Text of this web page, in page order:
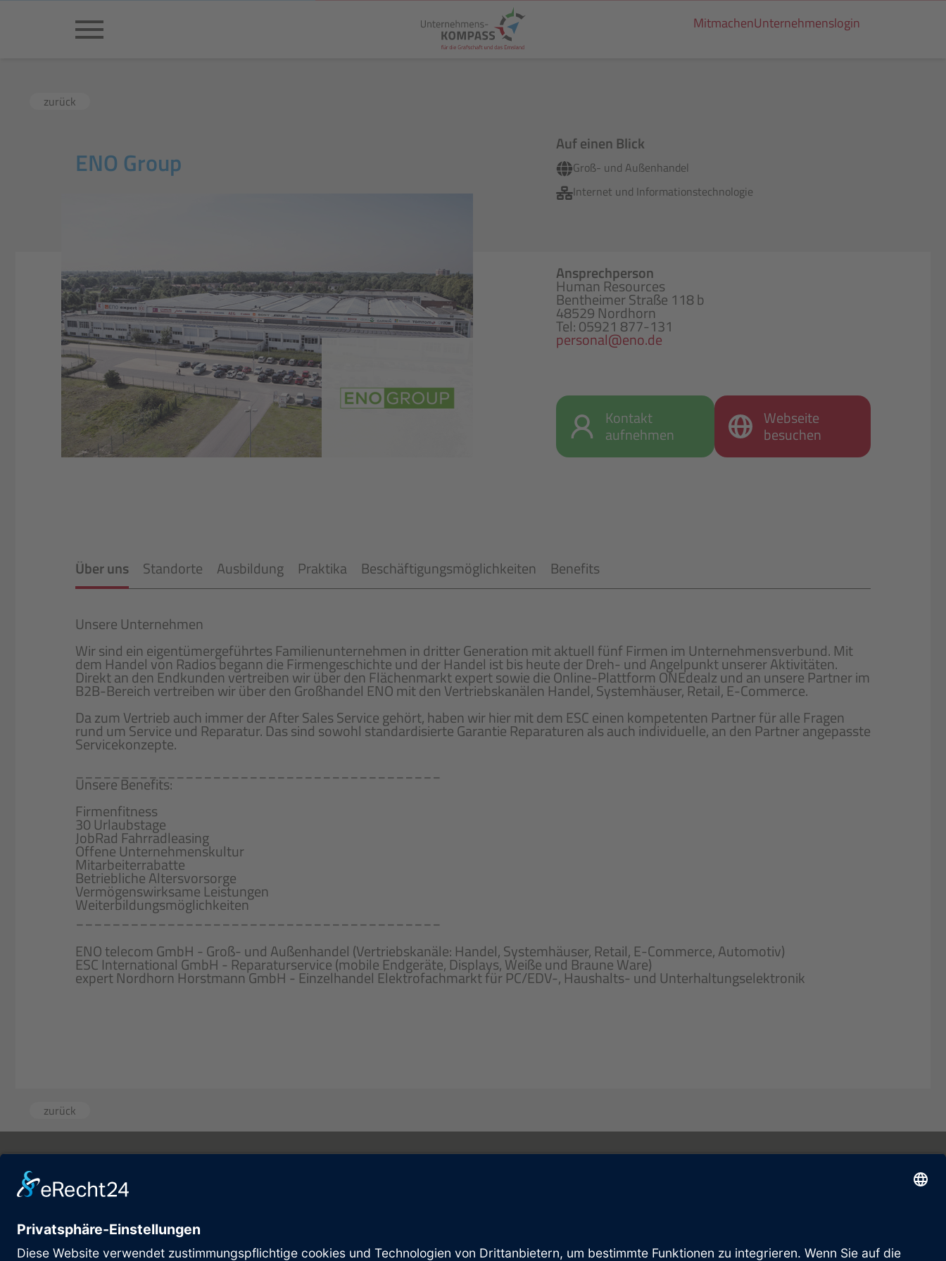
MitmachenUnternehmenslogin
zurück
ENO Group
Auf einen Blick
Groß- und Außenhandel
Internet und Informationstechnologie
Ansprechperson
Human Resources
Bentheimer Straße 118 b
48529 Nordhorn
Tel: 05921 877-131
personal@eno.de
Kontakt
aufnehmen
Webseite
besuchen
Über uns Standorte Ausbildung Praktika Beschäftigungsmöglichkeiten Benefits
Unsere Unternehmen
Wir sind ein eigentümergeführtes Familienunternehmen in dritter Generation mit aktuell fünf Firmen im Unternehmensverbund. Mit
dem Handel von Radios begann die Firmengeschichte und der Handel ist bis heute der Dreh- und Angelpunkt unserer Aktivitäten.
Direkt an den Endkunden vertreiben wir über den Flächenmarkt expert sowie die Online-Plattform ONEdealz und an unsere Partner im
B2B-Bereich vertreiben wir über den Großhandel ENO mit den Vertriebskanälen Handel, Systemhäuser, Retail, E-Commerce.
Da zum Vertrieb auch immer der After Sales Service gehört, haben wir hier mit dem ESC einen kompetenten Partner für alle Fragen
rund um Service und Reparatur. Das sind sowohl standardisierte Garantie Reparaturen als auch individuelle, an den Partner angepasste
Servicekonzepte.
Unsere Benefits:
Firmenfitness
30 Urlaubstage
JobRad Fahrradleasing
Offene Unternehmenskultur
Mitarbeiterrabatte
Betriebliche Altersvorsorge
Vermögenswirksame Leistungen
Weiterbildungsmöglichkeiten
________________________________________
ENO telecom GmbH - Groß- und Außenhandel (Vertriebskanäle: Handel, Systemhäuser, Retail, E-Commerce, Automotiv)
ESC International GmbH - Reparaturservice (mobile Endgeräte, Displays, Weiße und Braune Ware)
expert Nordhorn Horstmann GmbH - Einzelhandel Elektrofachmarkt für PC/EDV-, Haushalts- und Unterhaltungselektronik
zurück